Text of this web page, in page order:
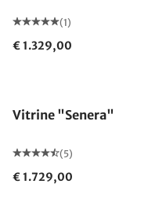
(1)
€ 1.329,00
Vitrine "Senera"
(5)
€ 1.729,00